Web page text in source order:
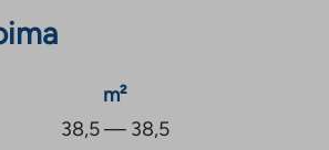
m²
38,5 — 38,5